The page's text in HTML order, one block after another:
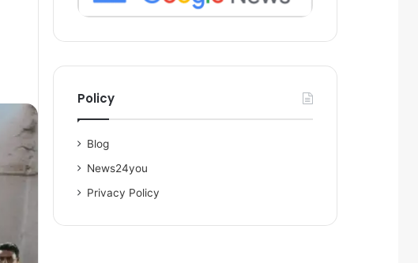
Policy
Blog
News24you
Privacy Policy